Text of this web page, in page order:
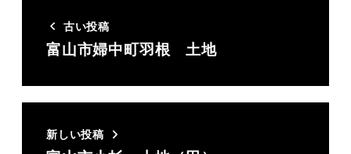
古い投稿
富山市婦中町羽根 土地
新しい投稿